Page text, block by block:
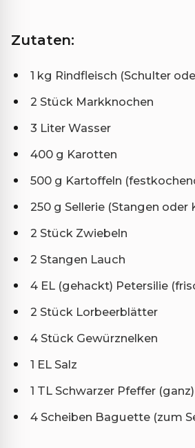
Zutaten:
1 kg Rindfleisch (Schulter
2 Stück Markknochen
3 Liter Wasser
400 g Karotten
500 g Kartoffeln
250 g Sellerie (Stangen oder
2 Stück Zwiebeln
2 Stangen Lauch
4 EL (gehackt) Petersilie
2 Stück Lorbeerblätter
4 Stück Gewürznelken
1 EL Salz
1 TL Schwarzer Pfeffer (ganz)
4 Scheiben Baguette (zum